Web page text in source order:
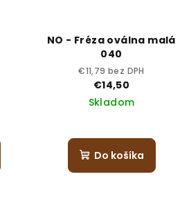
NO - Fréza oválna malá
040
€11,79 bez DPH
€14,50
Skladom
Do košíka